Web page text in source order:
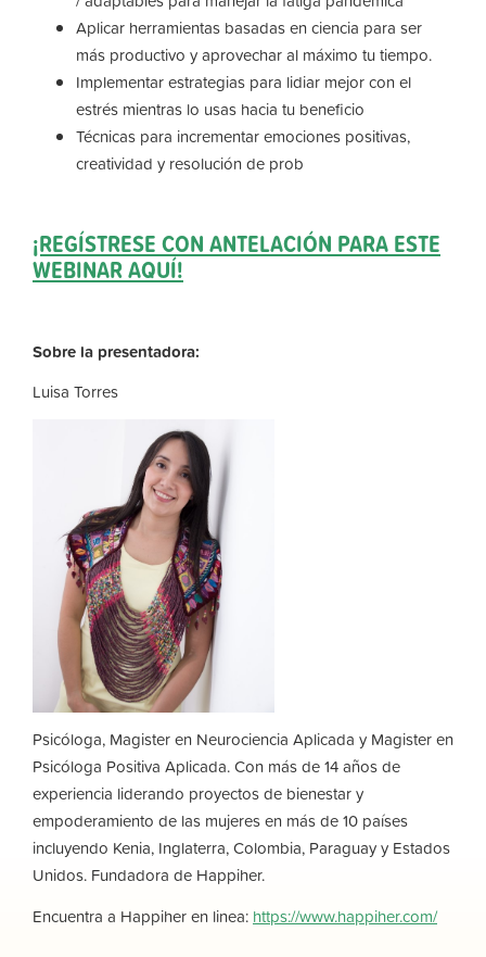
Aplicar herramientas basadas en ciencia para ser
más productivo y aprovechar al máximo tu tiempo.
Implementar estrategias para lidiar mejor con el
estrés mientras lo usas hacia tu beneficio
Técnicas para incrementar emociones positivas,
creatividad y resolución de prob
¡REGÍSTRESE CON ANTELACIÓN PARA ESTE
WEBINAR AQUÍ!
Sobre la presentadora:
Luisa Torres
Psicóloga, Magister en Neurociencia Aplicada y Magister en
Psicóloga Positiva Aplicada. Con más de 14 años de
experiencia liderando proyectos de bienestar y
empoderamiento de las mujeres en más de 10 países
incluyendo Kenia, Inglaterra, Colombia, Paraguay y Estados
Unidos. Fundadora de Happiher.
Encuentra a Happiher en linea: https://www.happiher.com/